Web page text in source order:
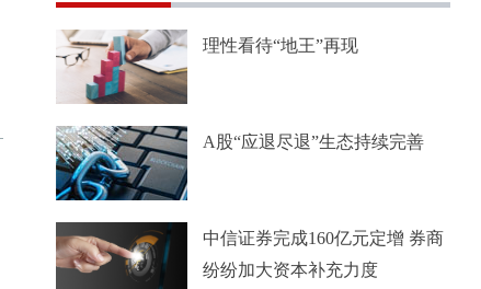
理性看待“地王”再现
A股“应退尽退”生态持续完善
中信证券完成160亿元定增 券商
纷纷加大资本补充力度